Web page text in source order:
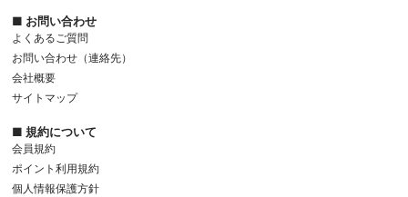
■ お問い合わせ
よくあるご質問
お問い合わせ（連絡先）
会社概要
サイトマップ
■ 規約について
会員規約
ポイント利用規約
個人情報保護方針